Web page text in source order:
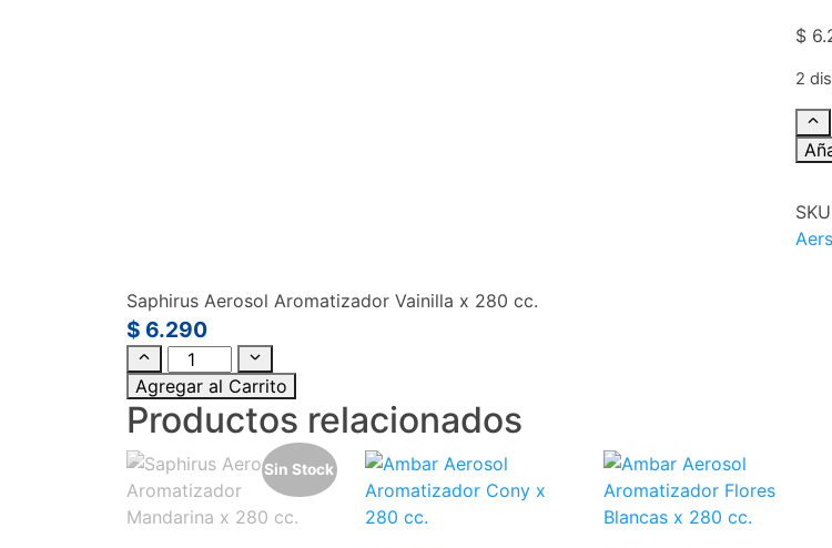
$
2
Saphirus Aerosol Aromatizador Vainilla x 280 cc.
$ 6.290
Agregar al Carrito
Productos relacionados
Sin Stock